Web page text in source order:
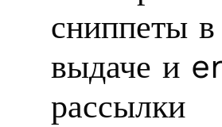
сниппеты в
выдаче и
рассылки